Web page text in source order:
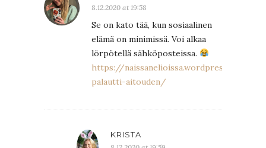
8.12.2020 at 19:58
Se on kato tää, kun sosiaalinen
elämä on minimissä. Voi alkaa
lörpötellä sähköposteissa.
https://naissanelioissa.wordpress.com/
palautti-aitouden/
KRISTA